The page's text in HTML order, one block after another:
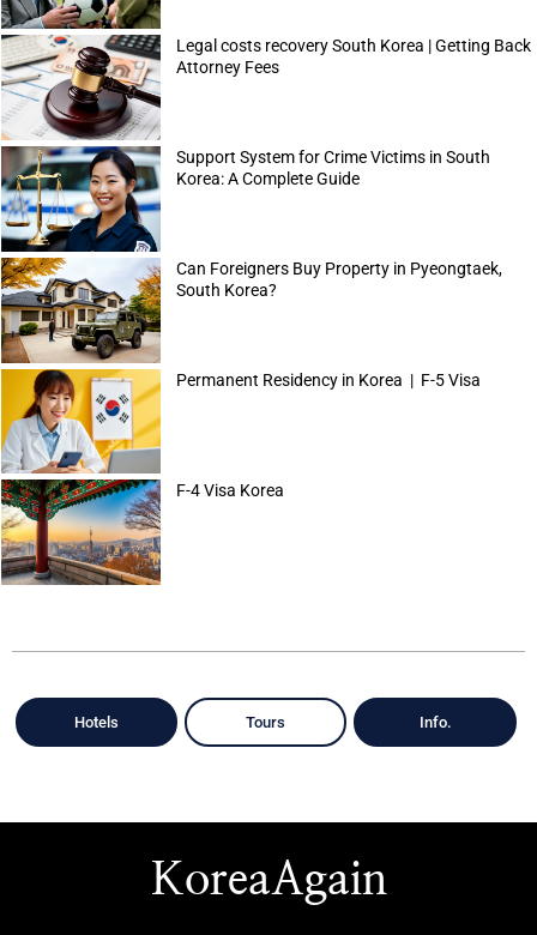
Legal costs recovery South Korea | Getting Back
Attorney Fees
Support System for Crime Victims in South
Korea: A Complete Guide
Can Foreigners Buy Property in Pyeongtaek,
South Korea?
Permanent Residency in Korea | F-5 Visa
F-4 Visa Korea
Hotels Tours Info.
KoreaAgain